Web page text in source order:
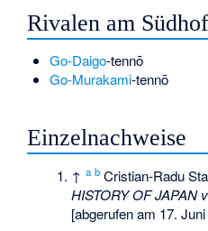
Rivalen am Südhof
Go-Daigo-tennō
Go-Murakami-tennō
Einzelnachweise
↑a b Cristian-Radu
HISTORY OF JAPAN
[abgerufen am 17.